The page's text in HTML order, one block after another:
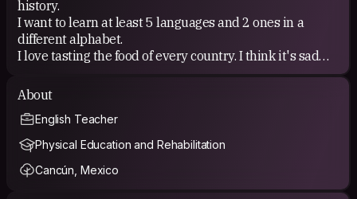
history.
I want to learn at least 5 languages and 2 ones in a
different alphabet.
I love tasting the food of every country. I think it's sad
not having national food, my city doesn't have any
traditional meal.
tourism is the same for me, I like both.
About
English Teacher
Physical Education and Rehabilitation
Cancún, Mexico